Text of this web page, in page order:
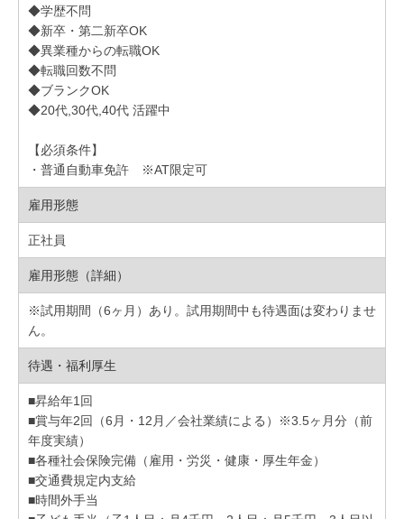
◆学歴不問
◆新卒・第二新卒OK
◆異業種からの転職OK
◆転職回数不問
◆ブランクOK
◆20代,30代,40代 活躍中
【必須条件】
・普通自動車免許 ※AT限定可
雇用形態
正社員
雇用形態（詳細）
※試用期間（6ヶ月）あり。試用期間中も待遇面は変わりませ
ん。
待遇・福利厚生
■昇給年1回
■賞与年2回（6月・12月／会社業績による）※3.5ヶ月分（前
年度実績）
■各種社会保険完備（雇用・労災・健康・厚生年金）
■交通費規定内支給
■時間外手当